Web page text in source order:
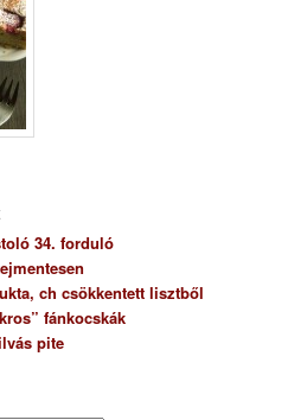
34. forduló
ch csökkentett lisztből
fánkocskák
pite